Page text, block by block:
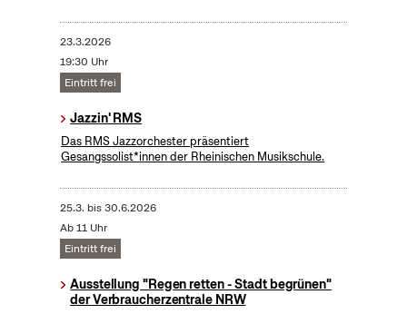
23.3.2026
19:30 Uhr
Eintritt frei
Jazzin' RMS
Das RMS Jazzorchester präsentiert
Gesangssolist*innen der Rheinischen Musikschule.
25.3. bis30.6.2026
Ab 11 Uhr
Eintritt frei
Ausstellung "Regen retten - Stadt begrünen"
der Verbraucherzentrale NRW